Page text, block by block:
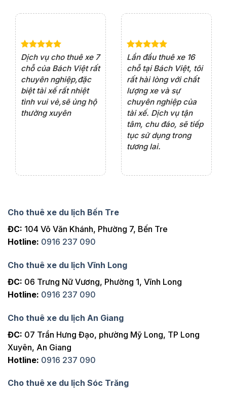
Dịch vụ cho thuê xe 7
chỗ của Bách Việt rất
chuyên nghiệp,đặc
biệt tài xế rất nhiệt
tình vui vẻ,sẽ ủng hộ
thường xuyên
Lần đầu thuê xe 16
chỗ tại Bách Việt, tôi
rất hài lòng với chất
lượng xe và sự
chuyên nghiệp của
tài xế. Dịch vụ tận
tâm, chu đáo, sẽ tiếp
tục sử dụng trong
tương lai.
Cho thuê xe du lịch Bến Tre
ĐC: 104 Võ Văn Khánh, Phường 7, Bến Tre
Hotline: 0916 237 090
Cho thuê xe du lịch Vĩnh Long
ĐC: 06 Trưng Nữ Vương, Phường 1, Vĩnh Long
Hotline: 0916 237 090
Cho thuê xe du lịch An Giang
ĐC: 07 Trần Hưng Đạo, phường Mỹ Long, TP Long
Xuyên, An Giang
Hotline: 0916 237 090
Cho thuê xe du lịch Sóc Trăng